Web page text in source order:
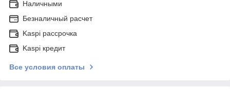
Наличными
Безналичный расчет
Kaspi рассрочка
Kaspi кредит
Все условия оплаты